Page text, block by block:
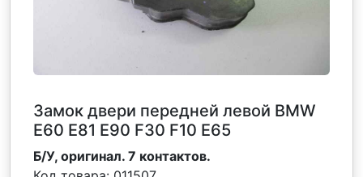
Замок двери передней левой BMW
Е60 Е81 Е90 F30 F10 Е65
Б/У, оригинал. 7 контактов.